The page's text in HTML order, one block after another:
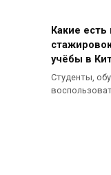
Какие
учёбы в
Студенты,